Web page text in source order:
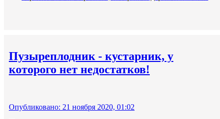
Пузыреплодник - кустарник, у
которого нет недостатков!
Опубликовано: 21 ноября 2020, 01:02